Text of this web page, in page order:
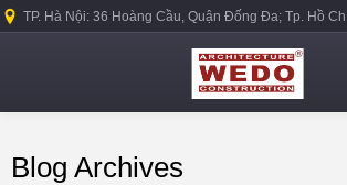
TP. Hà Nội: 36 Hoàng Cầu, Quận Đống Đa; Tp. Hồ
Blog Archives